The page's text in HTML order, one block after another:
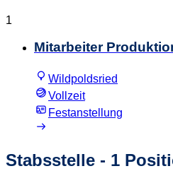
1
Mitarbeiter
Wildpoldsried
Vollzeit
Festanstellung
Stabsstelle - 1